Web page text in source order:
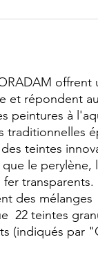
offrent
et répondent
peintures à
traditionnelles
teintes
le perylène,
des mélanges
22 teintes
(indiqués par